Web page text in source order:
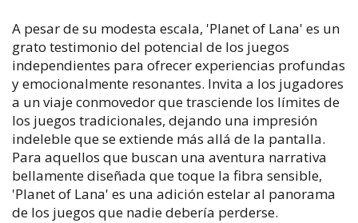
A pesar de su modesta escala, 'Planet of Lana' es un
grato testimonio del potencial de los juegos
independientes para ofrecer experiencias profundas
y emocionalmente resonantes. Invita a los jugadores
a un viaje conmovedor que trasciende los límites de
los juegos tradicionales, dejando una impresión
indeleble que se extiende más allá de la pantalla.
Para aquellos que buscan una aventura narrativa
bellamente diseñada que toque la fibra sensible,
'Planet of Lana' es una adición estelar al panorama
de los juegos que nadie debería perderse.